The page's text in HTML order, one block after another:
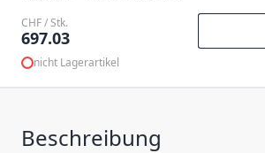
CHF / Stk.
697.03
nicht Lagerartikel
Beschreibung